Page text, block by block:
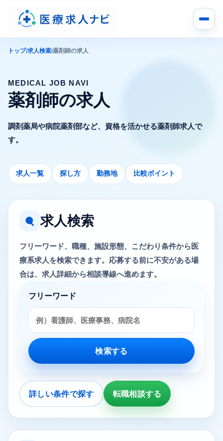
トップ/求人検索/薬剤師の求人
MEDICAL JOB NAVI
薬剤師の求人
調剤薬局や病院薬剤部など、資格を活かせる薬剤師求人で
す。
求人一覧 探し方 勤務地 比較ポイント
求人検索
フリーワード、職種、施設形態、こだわり条件から医
療系求人を検索できます。応募する前に不安がある場
合は、求人詳細から相談導線へ進めます。
フリーワード
検索する
詳しい条件で探す 転職相談する